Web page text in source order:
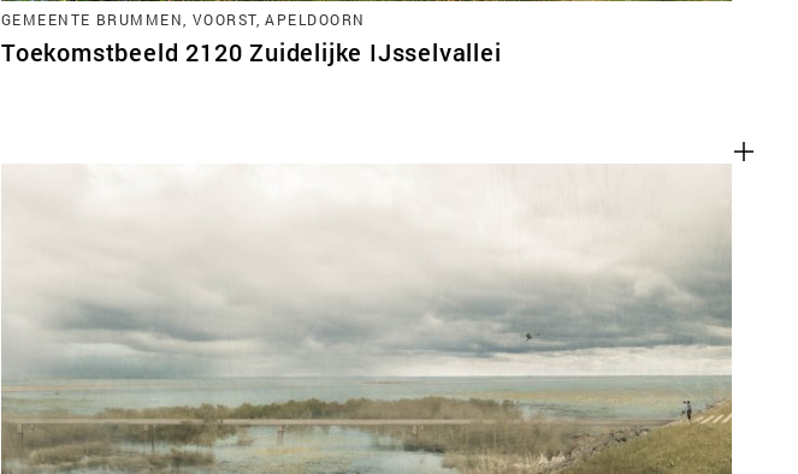
GEMEENTE BRUMMEN, VOORST, APELDOORN
Toekomstbeeld 2120 Zuidelijke IJsselvallei